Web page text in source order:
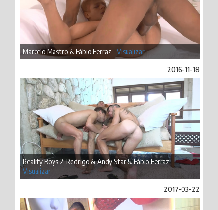
Marcelo Mastro & Fábio Ferraz -Visualizar
2016-11-18
Reality Boys 2: Rodrigo & Andy Star & Fábio Ferraz -
Visualizar
2017-03-22